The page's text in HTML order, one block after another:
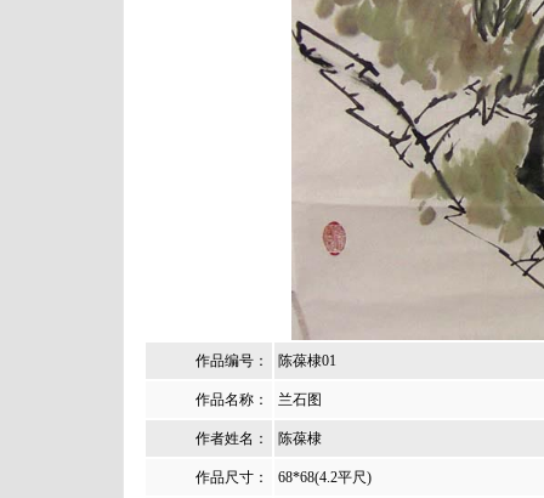
作品编号： 陈葆棣01
作品名称： 兰石图
作者姓名： 陈葆棣
作品尺寸： 68*68(4.2平尺)